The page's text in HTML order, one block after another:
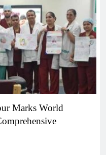
Marks World